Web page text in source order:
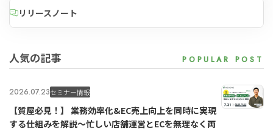
リリースノート
人気の記事
2026.07.23セミナー情報
【質屋必見！】 業務効率化&EC売上向上を同時に実現
する仕組みを解説〜忙しい店舗運営とECを無理なく両